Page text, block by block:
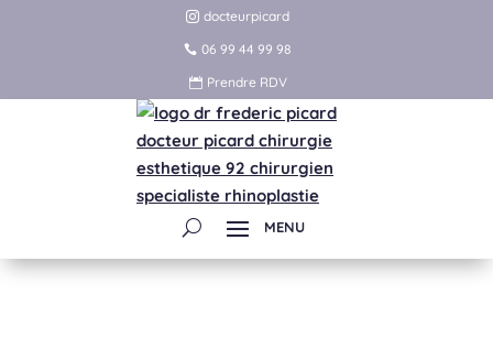
docteurpicard
06 99 44 99 98
Prendre RDV